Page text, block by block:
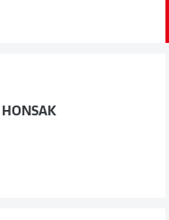
HONSAK